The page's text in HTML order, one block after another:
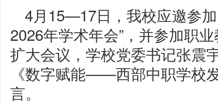
4月15—17日，我校应邀参
2026年学术年会”，并参加职
扩大会议，学校党委书记张震
《数字赋能——西部中职学校
言。